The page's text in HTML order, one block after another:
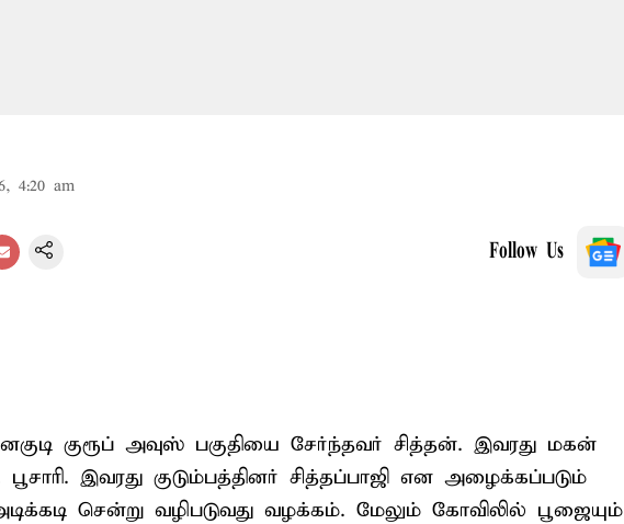
4:20 am
Follow Us
குரூப் அவுஸ் பகுதியை சேர்ந்தவர் சித்தன். இவரது மகன்
இவரது குடும்பத்தினர் சித்தப்பாஜி என அழைக்கப்படும்
சென்று வழிபடுவது வழக்கம். மேலும் கோவிலில் பூஜையும்